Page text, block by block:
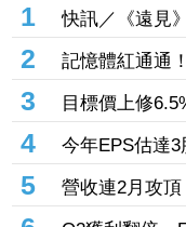
1
快訊／《遠見
享耆壽90歲
2
記憶體紅通通
229億元連4日
3
目標價上修
廠」7月營收
收
4
今年EPS估達
44% 外資卻
5
營收連2月攻
大廠」成長